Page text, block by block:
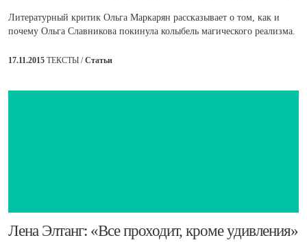
Литературный критик Ольга Маркарян рассказывает о том, как и
почему Ольга Славникова покинула колыбель магического реализма.
17.11.2015 ТЕКСТЫ /Статьи
​Лена Элтанг: «Все проходит, кроме удивления»